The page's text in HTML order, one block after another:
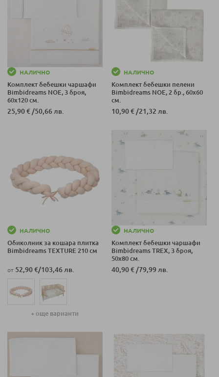
НАЛИЧНО
Комплект бебешки чаршафи
Bimbidreams NOE, 3 броя,
60х120 см.
25,90 € /50,66 лв.
НАЛИЧНО
Комплект бебешки пелени
Bimbidreams NOE, 2 бр., 60x60
см.
10,90 € /21,32 лв.
НАЛИЧНО
Обиколник за кошара​ плитка
Bimbidreams TEXTURE 210 см
от 52,90 €/103,46 лв.
+ още варианти
НАЛИЧНО
Комплект бебешки чаршафи
Bimbidreams TREX, 3 броя,
50x80 см.
40,90 € /79,99 лв.